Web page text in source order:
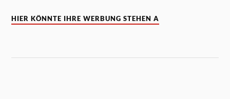
HIER KÖNNTE IHRE WERBUNG STEHEN A